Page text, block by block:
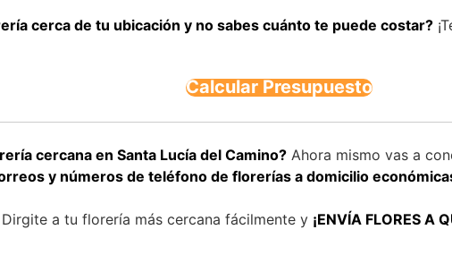
cerca de tu ubicación y no sabes cuánto te puede costar?
Calcular Presupuesto
cercana en Santa Lucía del Camino? Ahora mismo vas a
y números de teléfono de florerías a domicilio
Dirgite a tu florería más cercana fácilmente y ¡ENVÍA FLORES A